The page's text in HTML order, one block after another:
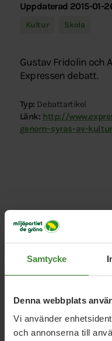
Samtycke
Denna webbplats
Vi använder
och annonserna till
Uppdaterad 2015-01-
Kultur Skola
Gustav Fridolin och
Expressen debatt.
Typ: Debattartikel
Länk: http://
genom–syras-av-
Regeringens
Miljöpartiet